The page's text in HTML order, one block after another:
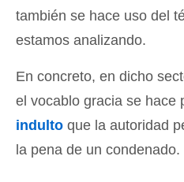
también se hace uso del
estamos analizando.
En concreto, en dicho
el vocablo gracia se hace
indulto que la autoridad
la pena de un condenado.